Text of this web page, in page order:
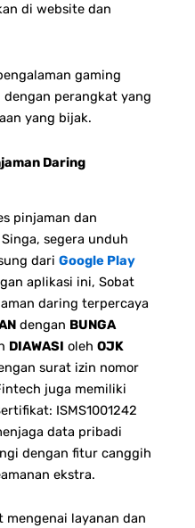
di website dan
gaming
perangkat yang
yang bijak.
Daring
pinjaman dan
segera unduh
dari Google Play
aplikasi ini, Sobat
daring terpercaya
dengan BUNGA
DIAWASI oleh OJK
surat izin nomor
juga memiliki
ISMS1001242
data pribadi
dengan fitur canggih
ekstra.
layanan dan